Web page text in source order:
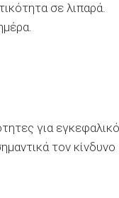
σε λιπαρά.
για εγκεφαλικό
τον κίνδυνο